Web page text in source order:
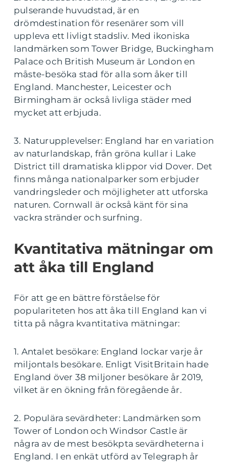
pulserande huvudstad, är en
drömdestination för resenärer som vill
uppleva ett livligt stadsliv. Med ikoniska
landmärken som Tower Bridge, Buckingham
Palace och British Museum är London en
måste-besöka stad för alla som åker till
England. Manchester, Leicester och
Birmingham är också livliga städer med
mycket att erbjuda.
3. Naturupplevelser: England har en variation
av naturlandskap, från gröna kullar i Lake
District till dramatiska klippor vid Dover. Det
finns många nationalparker som erbjuder
vandringsleder och möjligheter att utforska
naturen. Cornwall är också känt för sina
vackra stränder och surfning.
Kvantitativa mätningar om
att åka till England
För att ge en bättre förståelse för
populariteten hos att åka till England kan vi
titta på några kvantitativa mätningar:
1. Antalet besökare: England lockar varje år
miljontals besökare. Enligt VisitBritain hade
England över 38 miljoner besökare år 2019,
vilket är en ökning från föregående år.
2. Populära sevärdheter: Landmärken som
Tower of London och Windsor Castle är
några av de mest besökpta sevärdheterna i
England. I en enkät utförd av Telegraph år